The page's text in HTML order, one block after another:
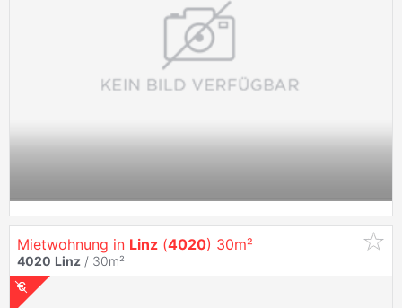
Mietwohnung in Linz (4020) 30m²
4020 Linz / 30m²